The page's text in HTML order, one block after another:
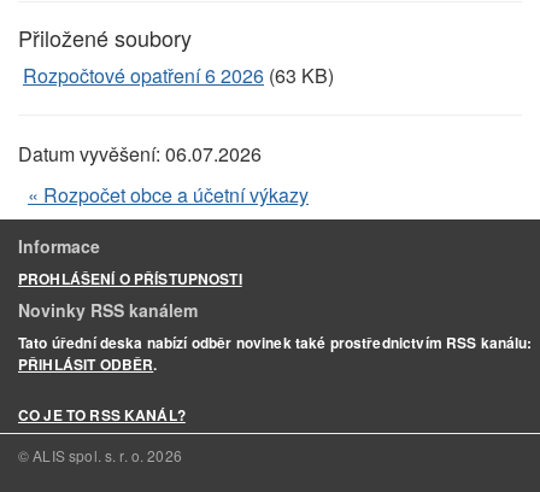
Přiložené soubory
Rozpočtové opatření 6 2026 (63 KB)
Datum vyvěšení: 06.07.2026
« Rozpočet obce a účetní výkazy
Informace
PROHLÁŠENÍ O PŘÍSTUPNOSTI
Novinky RSS kanálem
Tato úřední deska nabízí odběr novinek také prostřednictvím RSS kanálu:
PŘIHLÁSIT ODBĚR.
CO JE TO RSS KANÁL?
© ALIS spol. s. r. o.2026